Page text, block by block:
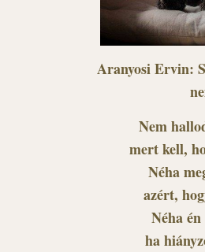
Aranyosi Ervin:
Nem
mert kell,
Néha
azért,
Néha
ha